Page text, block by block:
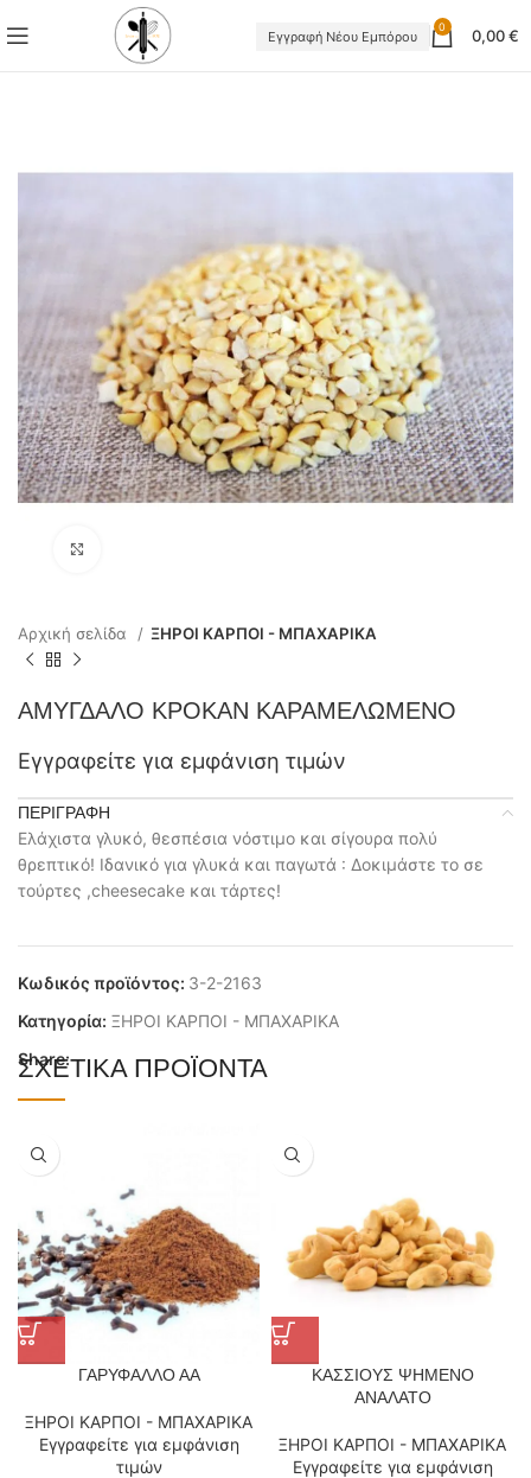
Εγγραφή Νέου Εμπόρου
0 0,00€
Αρχική σελίδα ΞΗΡΟΙ ΚΑΡΠΟΙ - ΜΠΑΧΑΡΙΚΑ
ΑΜΥΓΔΑΛΟ ΚΡΟΚΑΝ ΚΑΡΑΜΕΛΩΜΕΝΟ
Εγγραφείτε για εμφάνιση τιμών
ΠΕΡΙΓΡΑΦΉ
Ελάχιστα γλυκό, θεσπέσια νόστιμο και σίγουρα πολύ
θρεπτικό! Ιδανικό για γλυκά και παγωτά : Δοκιμάστε το σε
τούρτες ,cheesecake και τάρτες!
Κωδικός προϊόντος: 3-2-2163
Κατηγορία: ΞΗΡΟΙ ΚΑΡΠΟΙ - ΜΠΑΧΑΡΙΚΑ
Share:
ΣΧΕΤΙΚΆ ΠΡΟΪΌΝΤΑ
ΓΑΡΥΦΑΛΛΟ ΑΑ
ΞΗΡΟΙ ΚΑΡΠΟΙ - ΜΠΑΧΑΡΙΚΑ
Εγγραφείτε για εμφάνιση
τιμών
ΚΑΣΣΙΟΥΣ ΨΗΜΕΝΟ
ΑΝΑΛΑΤΟ
ΞΗΡΟΙ ΚΑΡΠΟΙ - ΜΠΑΧΑΡΙΚΑ
Εγγραφείτε για εμφάνιση